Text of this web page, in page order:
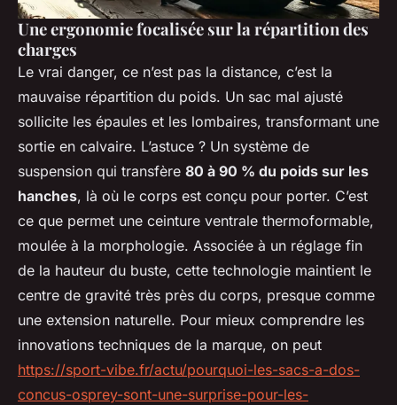
Une ergonomie focalisée sur la répartition des
charges
Le vrai danger, ce n’est pas la distance, c’est la
mauvaise répartition du poids. Un sac mal ajusté
sollicite les épaules et les lombaires, transformant une
sortie en calvaire. L’astuce ? Un système de
suspension qui transfère 80 à 90 % du poids sur les
hanches, là où le corps est conçu pour porter. C’est
ce que permet une ceinture ventrale thermoformable,
moulée à la morphologie. Associée à un réglage fin
de la hauteur du buste, cette technologie maintient le
centre de gravité très près du corps, presque comme
une extension naturelle. Pour mieux comprendre les
innovations techniques de la marque, on peut
https://sport-vibe.fr/actu/pourquoi-les-sacs-a-dos-
concus-osprey-sont-une-surprise-pour-les-